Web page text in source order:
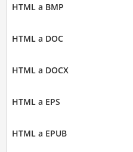
HTML a BMP
HTML a DOC
HTML a DOCX
HTML a EPS
HTML a EPUB